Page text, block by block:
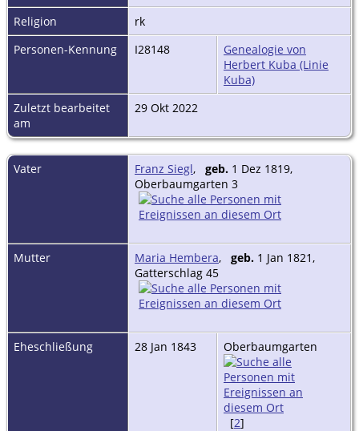
Religion
rk
Personen-Kennung
I28148
Genealogie von
Herbert Kuba (Linie
Kuba)
Zuletzt bearbeitet
am
29 Okt 2022
Vater Franz Siegl, geb. 1 Dez 1819,
Oberbaumgarten 3
Mutter Maria Hembera, geb. 1 Jan 1821,
Gatterschlag 45
Eheschließung 28 Jan 1843 Oberbaumgarten
[2]